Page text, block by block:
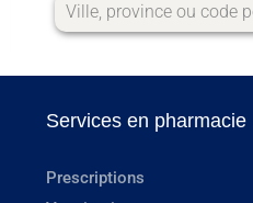
Services en pharmacie
Prescriptions